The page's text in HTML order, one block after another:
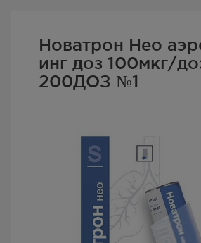
Новатрон Нео
инг доз 100мкг/
200ДОЗ №1